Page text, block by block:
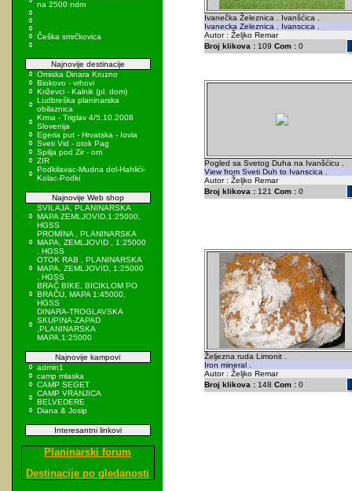
na 2500 ndm
Češka smrčkovica
Najnovije destinacije
Omiska Dinara Kruzno
Biokovo - vrhovi
Križevci - Kalnik (pl. dom)
Ludbreška planinarska
obilaznica
Krma - Triglav 4/5.10.2008
Slovenija
Egeria put - Hrvatska - Iovia
Sveti Vid - otok Pag
Spilja pod Zir - om
ZIR
Podkilavac-Mudna dol-Hahlići-
Kolac-Podki
Najnovije Web shop
SVILAJA, PLANINARSKA
MAPA ZEMLJOVID,1:25000,
HGSS
PROMINA , PLANINARSKA
MAPA, ZEMLJOVID , 1:25000
, HGSS
OTOK RAB , PLANINARSKA
MAPA, ZEMLJOVID, 1:25000
, HGSS
BRAČ BIKE, BICIKLOM PO
BRAČU, MAPA 1:45000,
HGSS
DINARA-TROGLAVSKA
SKUPINA-ZAPAD
,PLANINARSKA
MAPA,1:25000
Najnovije kampovi
admin1
camp mlaska
CAMP SEGET
CAMP VRANJICA
BELVEDERE
Diana & Josip
Interesantni linkovi
Planinarski forum
Destinacije po gledanosti
Ivanečka Železnica . Ivanšćica .
Ivanecka Zeleznica . Ivanscica .
Autor : Željko Remar
Broj klikova :109 Com :0
Pogled sa Svetog Duha na Ivanšćicu .
View from Sveti Duh to Ivanscica .
Autor : Željko Remar
Broj klikova :121 Com :0
Željezna ruda Limonit .
Iron mineral .
Autor : Željko Remar
Broj klikova :148 Com :0